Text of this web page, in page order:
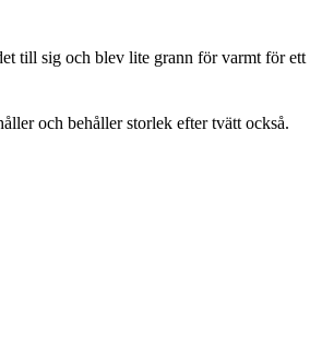
till sig och blev lite grann för varmt för
och behåller storlek efter tvätt också.